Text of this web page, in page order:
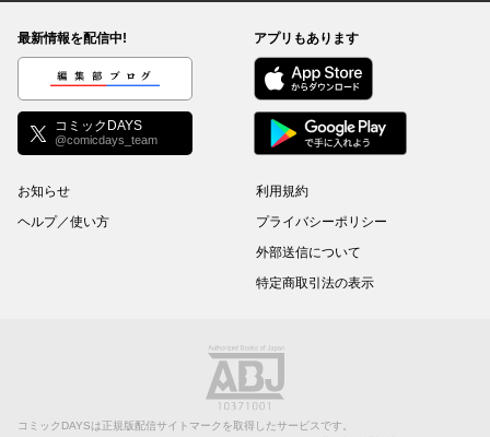
最新情報を配信中!
編集部ブログ
コミックDAYS
@comicdays_team
アプリもあります
お知らせ
ヘルプ／使い方
利用規約
プライバシーポリシー
外部送信について
特定商取引法の表示
コミックDAYSは正規版配信サイトマークを取得したサービスです。